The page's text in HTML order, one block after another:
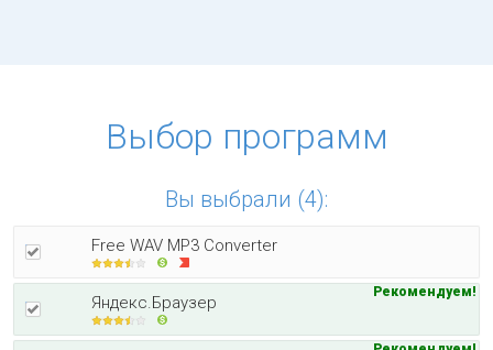
Выбор программ
Вы выбрали (4):
Free WAV MP3 Converter
Яндекс.Браузер
Рекомендуем!